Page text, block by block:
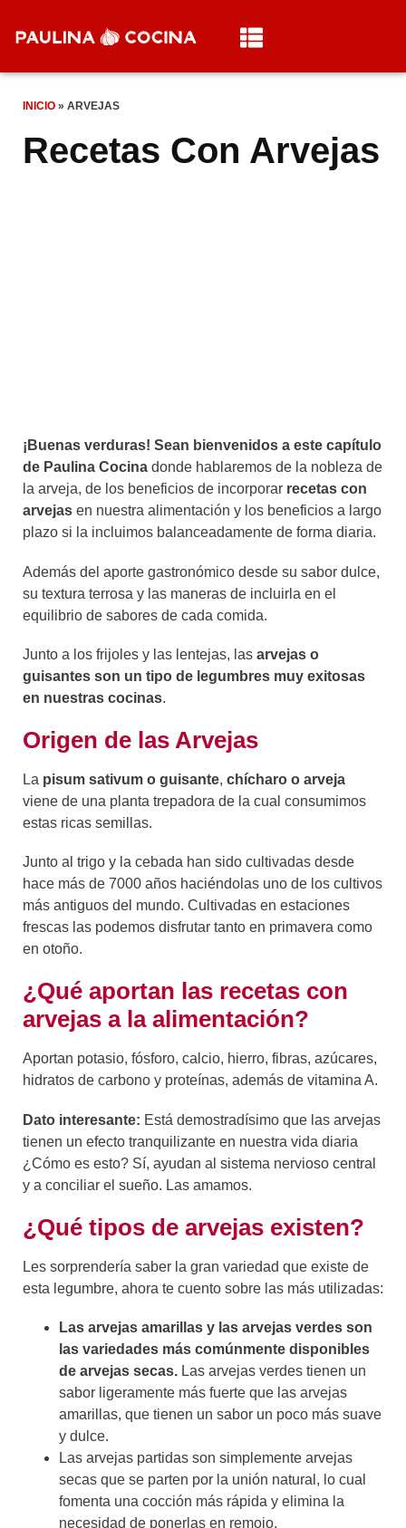
INICIO » ARVEJAS
Recetas Con Arvejas
¡Buenas verduras! Sean bienvenidos a este capítulo
de Paulina Cocina donde hablaremos de la nobleza de
la arveja, de los beneficios de incorporar recetas con
arvejas en nuestra alimentación y los beneficios a largo
plazo si la incluimos balanceadamente de forma diaria.
Además del aporte gastronómico desde su sabor dulce,
su textura terrosa y las maneras de incluirla en el
equilibrio de sabores de cada comida.
Junto a los frijoles y las lentejas, las arvejas o
guisantes son un tipo de legumbres muy exitosas
en nuestras cocinas.
Origen de las Arvejas
La pisum sativum o guisante, chícharo o arveja
viene de una planta trepadora de la cual consumimos
estas ricas semillas.
Junto al trigo y la cebada han sido cultivadas desde
hace más de 7000 años haciéndolas uno de los cultivos
más antiguos del mundo. Cultivadas en estaciones
frescas las podemos disfrutar tanto en primavera como
en otoño.
¿Qué aportan las recetas con
arvejas a la alimentación?
Aportan potasio, fósforo, calcio, hierro, fibras, azúcares,
hidratos de carbono y proteínas, además de vitamina A.
Dato interesante: Está demostradísimo que las arvejas
tienen un efecto tranquilizante en nuestra vida diaria
¿Cómo es esto? Sí, ayudan al sistema nervioso central
y a conciliar el sueño. Las amamos.
¿Qué tipos de arvejas existen?
Les sorprendería saber la gran variedad que existe de
esta legumbre, ahora te cuento sobre las más utilizadas:
Las arvejas amarillas y las arvejas verdes son
las variedades más comúnmente disponibles
de arvejas secas. Las arvejas verdes tienen un
sabor ligeramente más fuerte que las arvejas
amarillas, que tienen un sabor un poco más suave
y dulce.
Las arvejas partidas son simplemente arvejas
secas que se parten por la unión natural, lo cual
fomenta una cocción más rápida y elimina la
necesidad de ponerlas en remojo.